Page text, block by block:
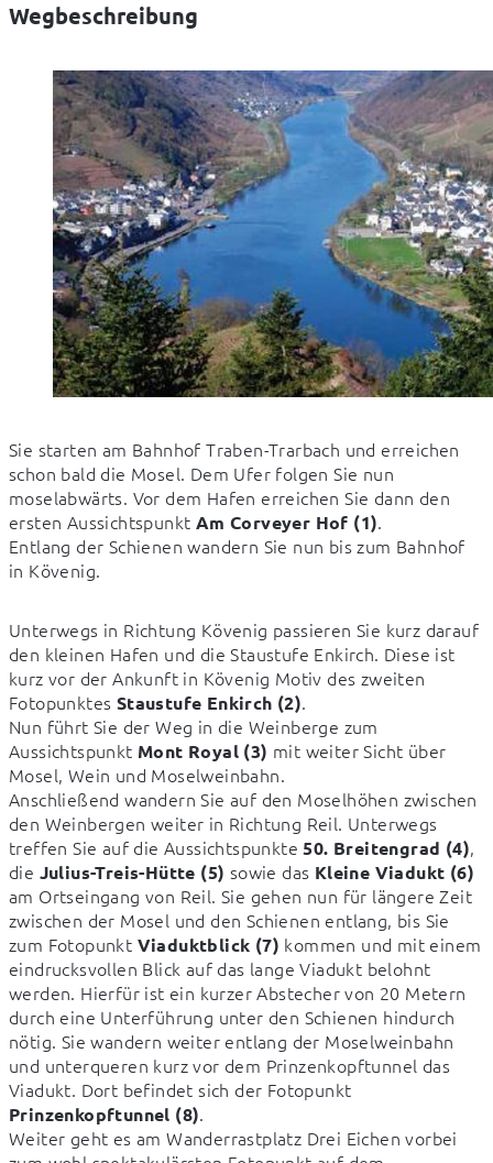
Wegbeschreibung
Sie starten am Bahnhof Traben-Trarbach und erreichen
schon bald die Mosel. Dem Ufer folgen Sie nun
moselabwärts. Vor dem Hafen erreichen Sie dann den
ersten Aussichtspunkt Am Corveyer Hof (1).
Entlang der Schienen wandern Sie nun bis zum Bahnhof
in Kövenig.
Unterwegs in Richtung Kövenig passieren Sie kurz darauf
den kleinen Hafen und die Staustufe Enkirch. Diese ist
kurz vor der Ankunft in Kövenig Motiv des zweiten
Fotopunktes Staustufe Enkirch (2).
Nun führt Sie der Weg in die Weinberge zum
Aussichtspunkt Mont Royal (3) mit weiter Sicht über
Mosel, Wein und Moselweinbahn.
Anschließend wandern Sie auf den Moselhöhen zwischen
den Weinbergen weiter in Richtung Reil. Unterwegs
treffen Sie auf die Aussichtspunkte 50. Breitengrad (4),
die Julius-Treis-Hütte (5) sowie das Kleine Viadukt (6)
am Ortseingang von Reil. Sie gehen nun für längere Zeit
zwischen der Mosel und den Schienen entlang, bis Sie
zum Fotopunkt Viaduktblick (7) kommen und mit einem
eindrucksvollen Blick auf das lange Viadukt belohnt
werden. Hierfür ist ein kurzer Abstecher von 20 Metern
durch eine Unterführung unter den Schienen hindurch
nötig. Sie wandern weiter entlang der Moselweinbahn
und unterqueren kurz vor dem Prinzenkopftunnel das
Prinzenkopftunnel (8).
Weiter geht es am Wanderrastplatz Drei Eichen vorbei